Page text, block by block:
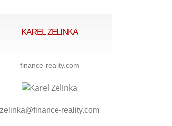
KAREL ZELINKA
finance-reality.com
zelinka@finance-reality.com